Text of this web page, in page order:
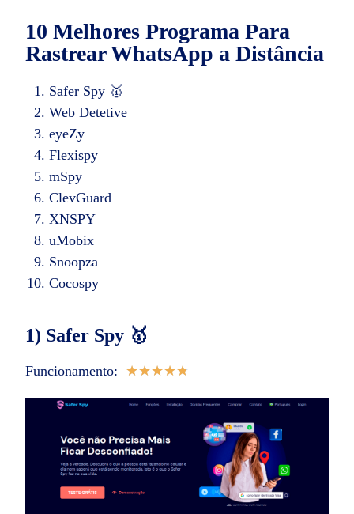
10 Melhores Programa Para
Rastrear WhatsApp a Distância
Safer Spy 🥇
Web Detetive
eyeZy
Flexispy
mSpy
ClevGuard
XNSPY
uMobix
Snoopza
Cocospy
1) Safer Spy 🥇
Funcionamento: ★★★★★